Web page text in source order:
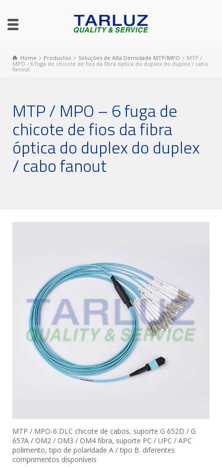
Home Productos Soluções de Alta Densidade MTP/MPO
MTP /
MPO - 6 fuga de chicote de fios da fibra óptica do duplex do duplex / cabo
fanout
MTP / MPO – 6 fuga de
chicote de fios da fibra
óptica do duplex do duplex
/ cabo fanout
MTP / MPO-6 DLC chicote de cabos, suporte G 652D / G
657A / OM2 / OM3 / OM4 fibra, suporte PC / UPC / APC
polimento, tipo de polaridade A / tipo B. diferentes
comprimentos disponíveis